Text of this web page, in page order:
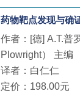
药物靶点发现与确
作者：[德] A.T.普
Plowright） 主编
译者：白仁仁
定价：198.00元